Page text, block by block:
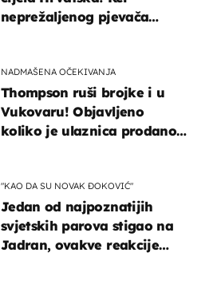
neprežaljenog pjevača
NADMAŠENA OČEKIVANJA
Thompson ruši brojke i u
Vukovaru! Objavljeno
koliko je ulaznica prodano
"KAO DA SU NOVAK ĐOKOVIĆ"
Jedan od najpoznatijih
svjetskih parova stigao na
Jadran, ovakve reakcije